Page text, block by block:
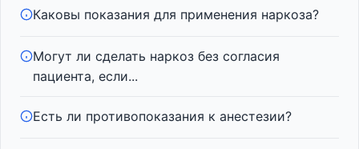
Каковы показания для применения наркоза?
Могут ли сделать наркоз без согласия
пациента, если...
Есть ли противопоказания к анестезии?